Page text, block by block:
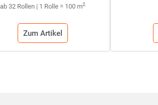
ab 32 Rollen | 1 Rolle = 100 m2
Zum Artikel